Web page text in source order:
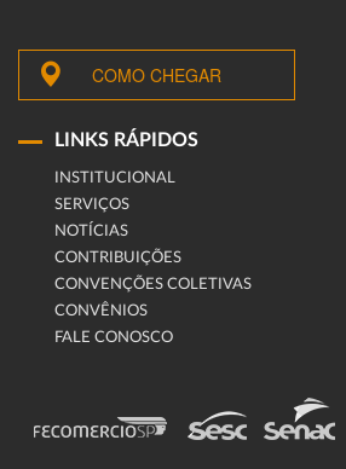
COMO CHEGAR
LINKS RÁPIDOS
INSTITUCIONAL
SERVIÇOS
NOTÍCIAS
CONTRIBUIÇÕES
CONVENÇÕES COLETIVAS
CONVÊNIOS
FALE CONOSCO